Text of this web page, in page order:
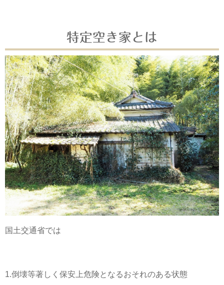
特定空き家とは
国土交通省では
1.倒壊等著しく保安上危険となるおそれのある状態